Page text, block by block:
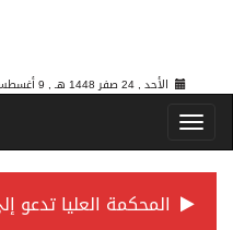
الأحد , 24 صفر 1448 هـ , 9 أغسطس 2026 م |